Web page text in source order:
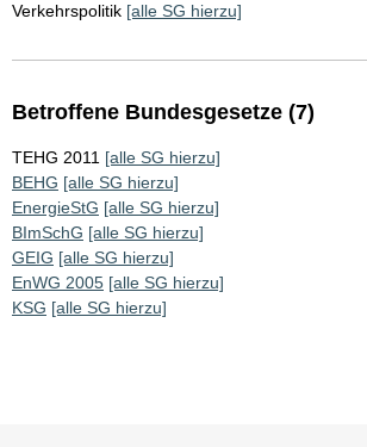
Verkehrspolitik [alle SG hierzu]
Betroffene Bundesgesetze (7)
TEHG 2011 [alle SG hierzu]
BEHG [alle SG hierzu]
EnergieStG [alle SG hierzu]
BImSchG [alle SG hierzu]
GEIG [alle SG hierzu]
EnWG 2005 [alle SG hierzu]
KSG [alle SG hierzu]